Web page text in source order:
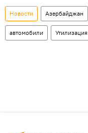
Новости Азербайджан
автомобили Утилизация